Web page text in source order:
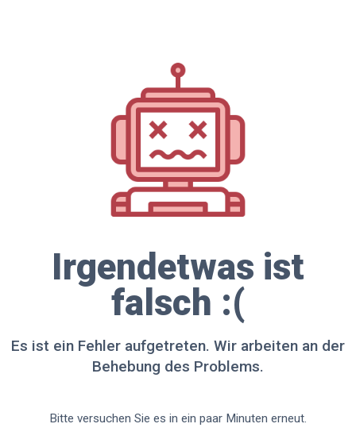
Irgendetwas ist
falsch :(
Es ist ein Fehler aufgetreten. Wir arbeiten an der
Behebung des Problems.
Bitte versuchen Sie es in ein paar Minuten erneut.